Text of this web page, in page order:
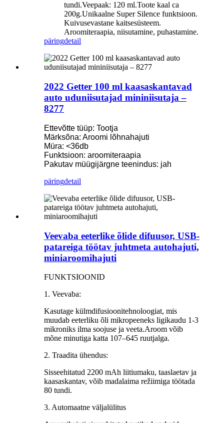
tundi.Veepaak: 120 ml.Toote kaal ca
200g.Unikaalne Super Silence funktsioon.
Kuivusevastane kaitsesüsteem.
Aroomiteraapia, niisutamine, puhastamine.
päringdetail
2022 Getter 100 ml kaasaskantavad
auto uduniisutajad mininiisutaja –
8277
Ettevõtte tüüp: Tootja
Märksõna: Aroomi lõhnahajuti
Müra: <36db
Funktsioon: aroomiteraapia
Pakutav müügijärgne teenindus: jah
päringdetail
Veevaba eeterlike õlide difuusor, USB-
patareiga töötav juhtmeta autohajuti,
miniaroomihajuti
FUNKTSIOONID
1. Veevaba:
Kasutage külmdifusioonitehnoloogiat, mis
muudab eeterliku õli mikropeeneks ligikaudu 1-3
mikroniks ilma soojuse ja veeta.Aroom võib
mõne minutiga katta 107–645 ruutjalga.
2. Traadita ühendus:
Sisseehitatud 2200 mAh liitiumaku, taaslaetav ja
kaasaskantav, võib madalaima režiimiga töötada
80 tundi.
3. Automaatne väljalülitus